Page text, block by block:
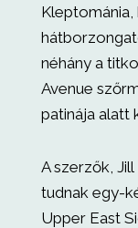
Kleptománia,
néhány a
Avenue
patinája alatt
A szerzők,
tudnak egy-
Upper East